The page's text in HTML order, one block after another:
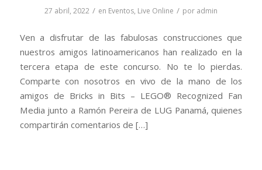
27 abril, 2022 / en Eventos, Live Online / por admin
Ven a disfrutar de las fabulosas construcciones que
nuestros amigos latinoamericanos han realizado en la
tercera etapa de este concurso. No te lo pierdas.
Comparte con nosotros en vivo de la mano de los
amigos de Bricks in Bits – LEGO® Recognized Fan
Media junto a Ramón Pereira de LUG Panamá, quienes
compartirán comentarios de […]